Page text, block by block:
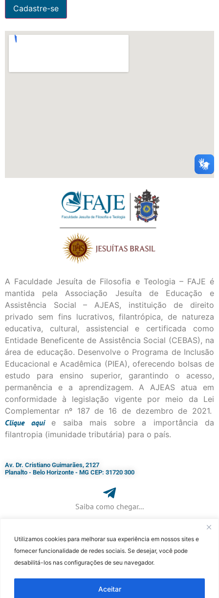
Utilizamos cookies para melhorar sua experiência em nossos sites e
fornecer funcionalidade de redes sociais. Se desejar, você pode
desabilitá-los nas configurações de seu navegador.
Aceitar
A Faculdade Jesuíta de Filosofia e Teologia – FAJE é
mantida pela Associação Jesuíta de Educação e
Assistência Social – AJEAS, instituição de direito
privado sem fins lucrativos, filantrópica, de natureza
educativa, cultural, assistencial e certificada como
Entidade Beneficente de Assistência Social (CEBAS), na
área de educação. Desenvolve o Programa de Inclusão
Educacional e Acadêmica (PIEA), oferecendo bolsas de
estudo para ensino superior, garantindo o acesso,
permanência e a aprendizagem. A AJEAS atua em
conformidade à legislação vigente por meio da Lei
Complementar nº 187 de 16 de dezembro de 2021.
Cliqueaqui
e saiba mais sobre a importância da
filantropia (imunidade tributária) para o país.
Av. Dr. Cristiano Guimarães, 2127
Planalto - Belo Horizonte - MG CEP: 31720 300
Saiba como chegar...
+ 55 (31) 3115-7000​
Patrick de Souza